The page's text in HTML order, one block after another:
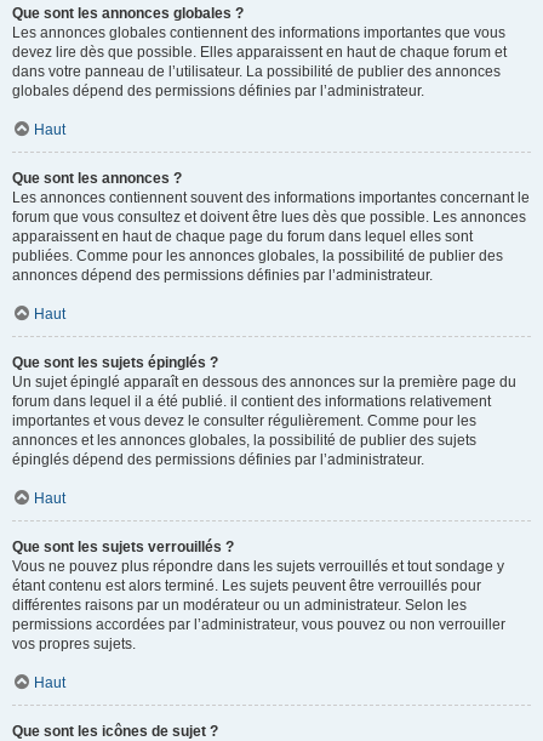
Que sont les annonces globales ?
Les annonces globales contiennent des informations importantes que vous
devez lire dès que possible. Elles apparaissent en haut de chaque forum et
dans votre panneau de l’utilisateur. La possibilité de publier des annonces
globales dépend des permissions définies par l’administrateur.
Haut
Que sont les annonces ?
Les annonces contiennent souvent des informations importantes concernant le
forum que vous consultez et doivent être lues dès que possible. Les annonces
apparaissent en haut de chaque page du forum dans lequel elles sont
publiées. Comme pour les annonces globales, la possibilité de publier des
annonces dépend des permissions définies par l’administrateur.
Haut
Que sont les sujets épinglés ?
Un sujet épinglé apparaît en dessous des annonces sur la première page du
forum dans lequel il a été publié. il contient des informations relativement
importantes et vous devez le consulter régulièrement. Comme pour les
annonces et les annonces globales, la possibilité de publier des sujets
épinglés dépend des permissions définies par l’administrateur.
Haut
Que sont les sujets verrouillés ?
Vous ne pouvez plus répondre dans les sujets verrouillés et tout sondage y
étant contenu est alors terminé. Les sujets peuvent être verrouillés pour
différentes raisons par un modérateur ou un administrateur. Selon les
permissions accordées par l’administrateur, vous pouvez ou non verrouiller
vos propres sujets.
Haut
Que sont les icônes de sujet ?